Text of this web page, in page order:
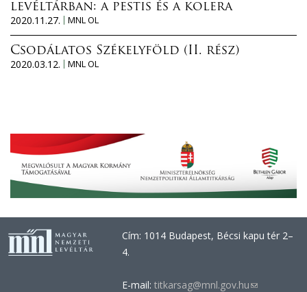
levéltárban: a pestis és a kolera
2020.11.27.
MNL OL
Csodálatos Székelyföld (II. rész)
2020.03.12.
MNL OL
Cím: 1014 Budapest, Bécsi kapu tér 2–
4.
E-mail: titkarsag@mnl.gov.hu(link